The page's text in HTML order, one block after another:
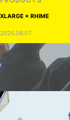
XLARGE × RHIME
2026.08.07